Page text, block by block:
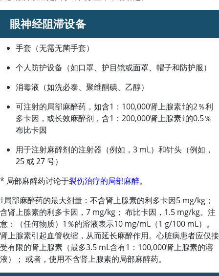
眼神经阻滞设备
手套（无需无菌手套）
个人防护设备（如口罩、护目镜或面罩、帽子和防护服）
消毒液（如洗必泰、聚维酮碘、乙醇）
可注射的局部麻醉药，如含1：100,000肾上腺素†的2％利
多卡因，或长效麻醉剂，含1：200,000肾上腺素†的0.5％
布比卡因
用于注射麻醉剂的注射器（例如，3 mL）和针头（例如，
25 或 27 号）
* 局部麻醉药讨论于裂伤治疗的局部麻醉。
†局部麻醉药的最大剂量：不含肾上腺素的利多卡因5 mg/kg；
含肾上腺素的利多卡因，7 mg/kg； 布比卡因，1.5 mg/kg。注
意：（任何物质）1％的溶液表示10 mg/mL（1 g/100 mL）。
肾上腺素引起血管收缩，从而延长麻醉作用。心脏病患者应仅接
受有限的肾上腺素（最多3.5 mL含有1：100,000肾上腺素的溶
液）； 或者，使用不含肾上腺素的局部麻醉药。